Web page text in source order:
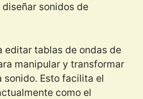
sonidos de
editar tablas de ondas de
manipular y transformar
Esto facilita el
como el